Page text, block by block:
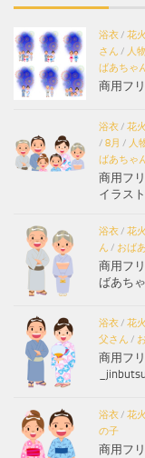
浴衣/ 花火
さん / 人
ばあちゃ
商用フ
浴衣/ 花火
/ 8月 / 人
ばあちゃ
商用フ
イラス
浴衣/ 花火
ん / おば
商用フ
ばあち
浴衣/ 花火
父さん /
商用フ
浴衣/ 花火
の子
商用フ